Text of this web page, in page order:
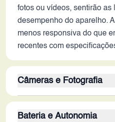
fotos ou vídeos, sentirão as
desempenho do aparelho.
menos responsiva do que
recentes com
Câmeras e Fotografia
principal de 50MP e um
Bateria e Autonomia